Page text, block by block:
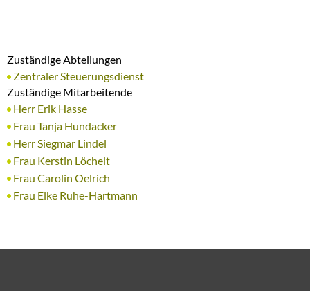
Zuständige Abteilungen
Zentraler Steuerungsdienst
Zuständige Mitarbeitende
Herr Erik Hasse
Frau Tanja Hundacker
Herr Siegmar Lindel
Frau Kerstin Löchelt
Frau Carolin Oelrich
Frau Elke Ruhe-Hartmann